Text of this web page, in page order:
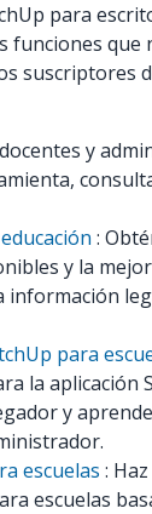
para
funciones
suscriptores
y
:
y la
información
para
la aplicación
y
escuelas :
escuelas